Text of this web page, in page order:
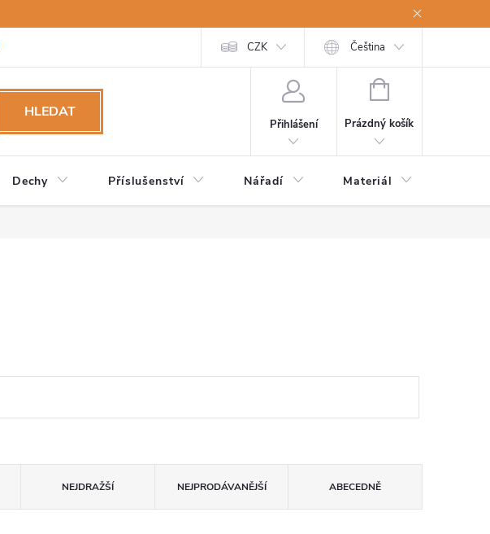
Odstoupení od kupní smlouvy
CZK Čeština
HLEDAT
Přihlášení
NÁKUPNÍ
Prázdný košík
Dechy Příslušenství Nářadí Materiál
NEJDRAŽŠÍ NEJPRODÁVANĚJŠÍ ABECEDNĚ